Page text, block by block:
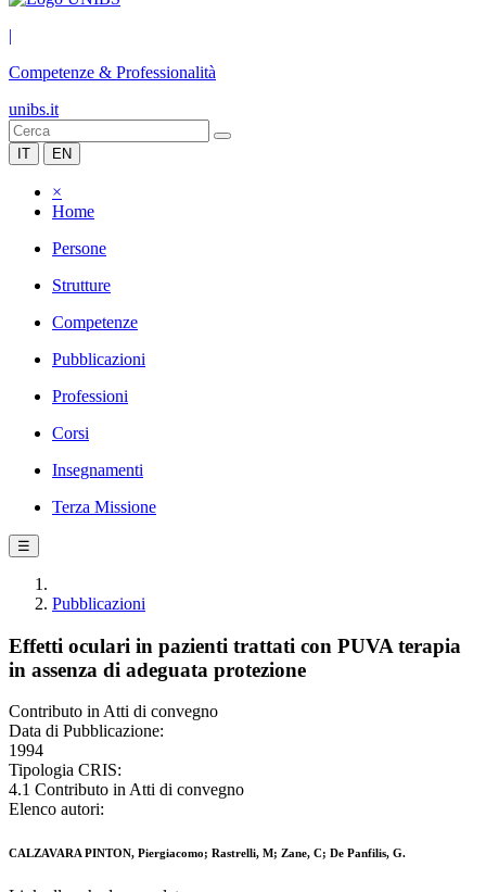
|
Competenze & Professionalità
unibs.it
IT EN
×
Home
Persone
Strutture
Competenze
Pubblicazioni
Professioni
Corsi
Insegnamenti
Terza Missione
☰
Pubblicazioni
Effetti oculari in pazienti trattati con PUVA terapia
in assenza di adeguata protezione
Contributo in Atti di convegno
Data di Pubblicazione:
1994
Tipologia CRIS:
4.1 Contributo in Atti di convegno
Elenco autori:
CALZAVARA PINTON, Piergiacomo; Rastrelli, M; Zane, C; De Panfilis, G.